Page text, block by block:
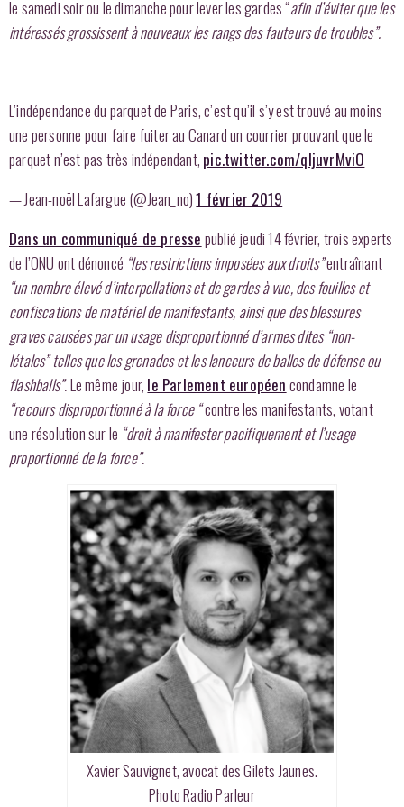
le samedi soir ou le dimanche pour lever les gardes “afin d’éviter que les
intéressés grossissent à nouveaux les rangs des fauteurs de troubles”.
L’indépendance du parquet de Paris, c’est qu’il s’y est trouvé au moins
une personne pour faire fuiter au Canard un courrier prouvant que le
parquet n’est pas très indépendant, pic.twitter.com/qIjuvrMviO
— Jean-noël Lafargue (@Jean_no)1 février 2019
Dans un communiqué de presse publié jeudi 14 février, trois experts
de l’ONU ont dénoncé “les restrictions imposées aux droits”entraînant
“un nombre élevé d’interpellations et de gardes à vue, des fouilles et
confiscations de matériel de manifestants, ainsi que des blessures
graves causées par un usage disproportionné d’armes dites “non-
létales” telles que les grenades et les lanceurs de balles de défense ou
flashballs”.Le même jour, le Parlement européen condamne le
“recours disproportionné à la force “contre les manifestants, votant
une résolution sur le “droit à manifester pacifiquement et l’usage
proportionné de la force”.
Xavier Sauvignet, avocat des Gilets Jaunes.
Photo Radio Parleur